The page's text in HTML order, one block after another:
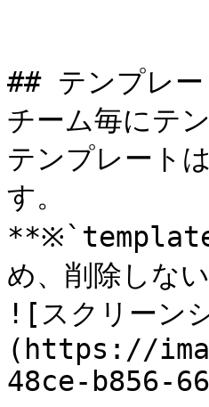
## テンプレー
チーム毎にテ
テンプレート
す。
**※`template`
め、削除しな
![スクリーン
(https://
48ce-b856-